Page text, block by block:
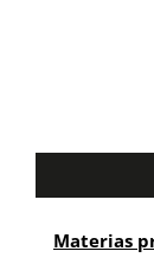
Materias